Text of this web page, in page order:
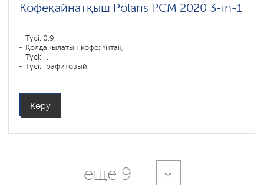
Кофеқайнатқыш Polaris PCM 2020 3-in-1
Түсі: 0,9
Қолданылатын кофе: Ұнтақ,
Түсі: , ,
Түсі: графитовый
Көру
еще 9